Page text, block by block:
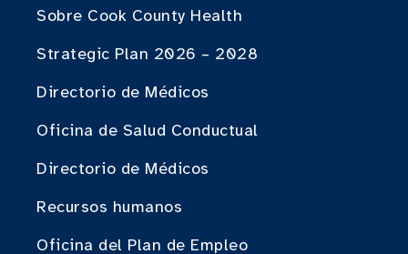
Sobre Cook County Health
Strategic Plan 2026 – 2028
Directorio de Médicos
Oficina de Salud Conductual
Directorio de Médicos
Recursos humanos
Oficina del Plan de Empleo